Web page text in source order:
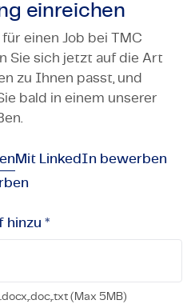
einreichen
einen Job bei TMC
Sie sich jetzt auf die Art
zu Ihnen passt, und
bald in einem unserer
Mit LinkedIn bewerben
hinzu *
(Max 5MB)